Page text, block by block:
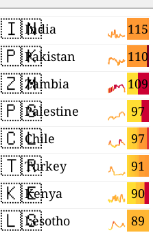
🇮🇳 115
India
🇵🇰 110
Pakistan
🇿🇲 109
Zambia
🇵🇸 97
Palestine
🇨🇱 97
Chile
🇹🇷 91
Turkey
🇰🇪 90
Kenya
🇱🇸 89
Lesotho